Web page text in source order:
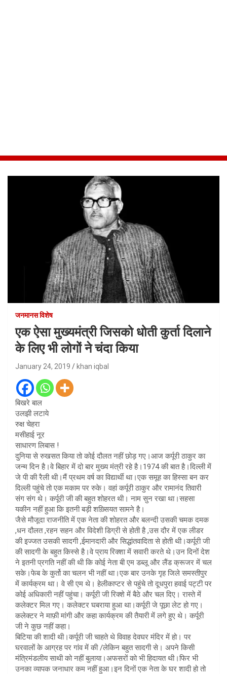
जनमानस विशेष
एक ऐसा मुख्यमंत्री जिसको धोती कुर्ता दिलाने
के लिए भी लोगों ने चंदा किया
January 24, 2019 khan iqbal
बिखरे बाल
उलझी लटाये
रुक्ष चेहरा
मसीहाई नूर
साधारण लिबास !
दुनिया से रुखसत किया तो कोई दौलत नहीं छोड़ गए।आज कर्पूरी ठाकुर का
जन्म दिन है।वे बिहार में दो बार मुख्य मंत्री रहे है।1974 की बात है।दिल्ली में
जे पी की रैली थी।मैं प्रथम वर्ष का विद्यार्थी था।एक समूह का हिस्सा बन कर
दिल्ली पहुंचे तो एक मकाम पर रुके। वहां कर्पूरी ठाकुर और रामानंद तिवारी
संग संग थे। कर्पूरी जी की बहुत शोहरत थी। नाम सुन रखा था।सहसा
यकीन नहीं हुआ कि इतनी बड़ी शख़्सियत सामने है।
जैसे मौजूदा राजनीति में एक नेता की शोहरत और बलन्दी उसकी चमक दमक
,धन दौलत ,रहन सहन और विदेशी डिग्री से होती है ,उस दौर में एक लीडर
की इज्जत उसकी सादगी ,ईमानदारी और सिद्धांतवादिता से होती थी।कर्पूरी जी
की सादगी के बहुत किस्से है।वे प्राय रिक्शा में सवारी करते थे।उन दिनों देश
ने इतनी प्रगति नहीं की थी कि कोई नेता बी एम डब्लू और लैंड क्रूजर में चल
सके।फेब के कुर्तो का चलन भी नहीं था।एक बार उनके गृह जिले समस्तीपुर
में कार्यक्रम था। वे सी एम थे। हेलीकाप्टर से पहुंचे तो दूधपुरा हवाई पट्टी पर
कोई अधिकारी नहीं पहुंचा। कर्पूरी जी रिक्शे में बैठे और चल दिए। रास्ते में
कलेक्टर मिल गए। कलेक्टर घबराया हुआ था।कर्पूरी जे पूछा लेट हो गए।
कलेक्टर ने माफ़ी मांगी और कहा कार्यक्रम की तैयारी में लगे हुए थे। कर्पूरी
जी ने कुछ नहीं कहा।
बिटिया की शादी थी।कर्पूरी जी चाहते थे विवाह देवघर मंदिर में हो। पर
घरवालों के आग्रह पर गांव में की /लेकिन बहुत सादगी से। अपने किसी
मंत्रिमंडलीय साथी को नहीं बुलाया।अफसरों को भी हिदायत थी।फिर भी
उनका व्यापक जनाधार कम नहीं हुआ।इन दिनों एक नेता के घर शादी हो तो